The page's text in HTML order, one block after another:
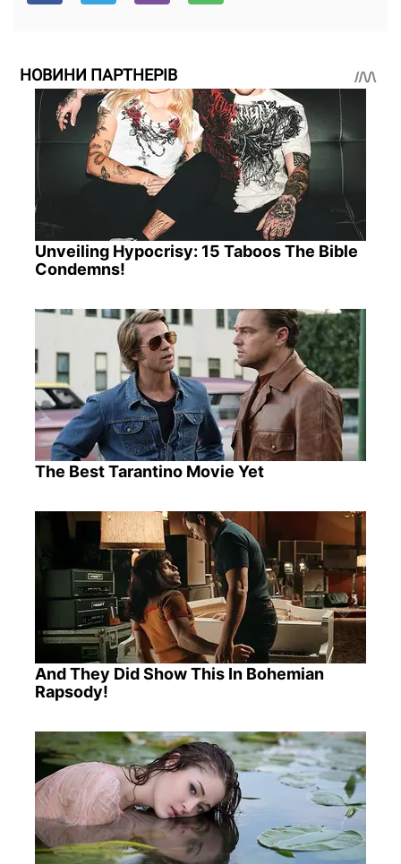
НОВИНИ ПАРТНЕРІВ
Unveiling Hypocrisy: 15 Taboos The Bible
Condemns!
The Best Tarantino Movie Yet
And They Did Show This In Bohemian
Rapsody!